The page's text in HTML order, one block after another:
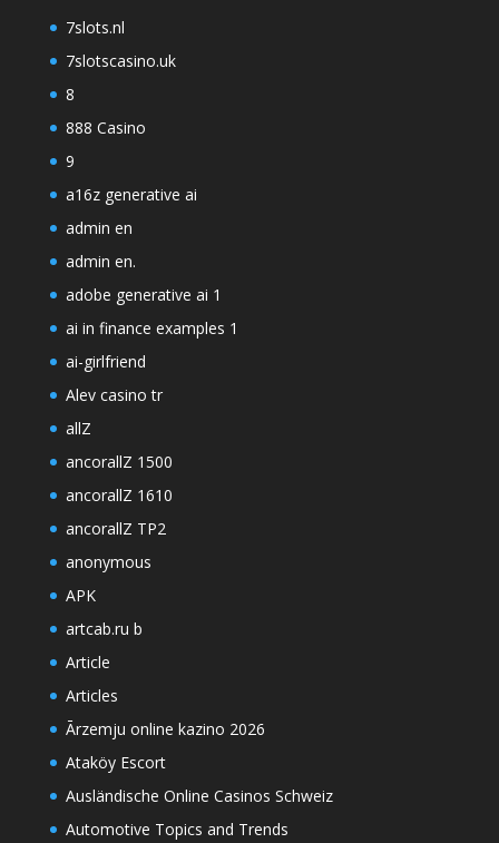
7slots.nl
7slotscasino.uk
8
888 Casino
9
a16z generative ai
admin en
admin en.
adobe generative ai 1
ai in finance examples 1
ai-girlfriend
Alev casino tr
allZ
ancorallZ 1500
ancorallZ 1610
ancorallZ TP2
anonymous
APK
artcab.ru b
Article
Articles
Ārzemju online kazino 2026
Ataköy Escort
Ausländische Online Casinos Schweiz
Automotive Topics and Trends